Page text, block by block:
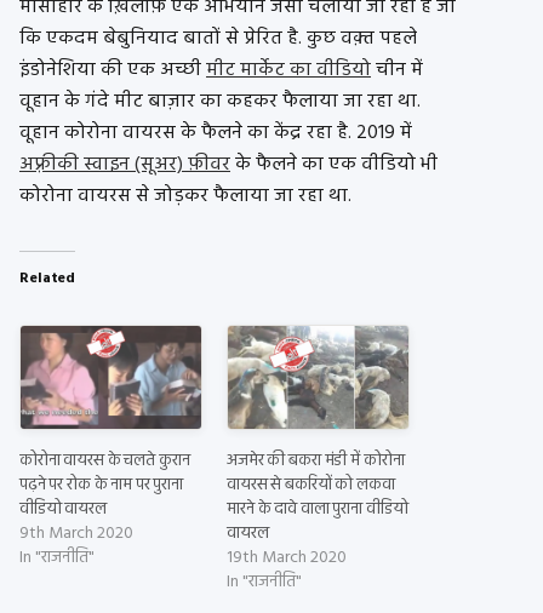
मांसाहार के ख़िलाफ़ एक अभियान जैसा चलाया जा रहा है जो
कि एकदम बेबुनियाद बातों से प्रेरित है. कुछ वक़्त पहले
इंडोनेशिया की एक अच्छीमीट मार्केट का वीडियोचीन में
वूहान के गंदे मीट बाज़ार का कहकर फैलाया जा रहा था.
वूहान कोरोना वायरस के फैलने का केंद्र रहा है. 2019 में
अफ़्रीकी स्वाइन (सूअर) फ़ीवरके फैलने का एक वीडियो भी
कोरोना वायरस से जोड़कर फैलाया जा रहा था.
Related
कोरोना वायरस के चलते कुरान
पढ़ने पर रोक के नाम पर पुराना
वीडियो वायरल
9th March 2020
In "राजनीति"
अजमेर की बकरा मंडी में कोरोना
वायरस से बकरियों को लकवा
मारने के दावे वाला पुराना वीडियो
वायरल
19th March 2020
In "राजनीति"